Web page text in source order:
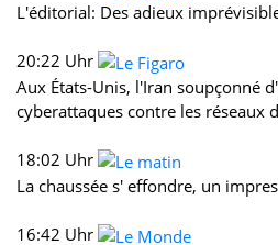
L'éditorial: Des adieux
20:22 Uhr
Aux États-Unis, l'Iran soupçonné
cyberattaques contre les réseaux
18:02 Uhr
La chaussée s' effondre, un
16:42 Uhr